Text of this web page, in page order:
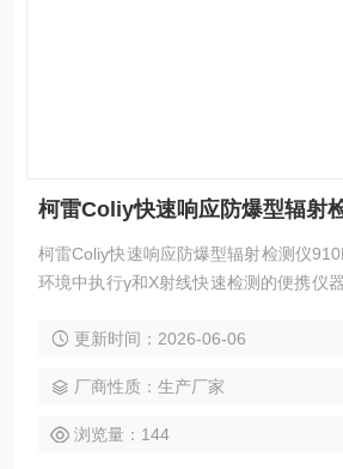
柯雷Coliy快速响应防爆型辐射
柯雷Coliy快速响应防爆型辐射检测仪
环境中执行γ和X射线快速检测的便携仪
指标达到常规盖格管的10倍。支持剂量
节AAA电池供电。
更新时间：2026-06-06
厂商性质：生产厂家
浏览量：144